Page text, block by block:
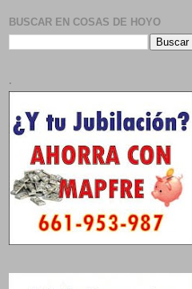
BUSCAR EN COSAS DE HOYO
.